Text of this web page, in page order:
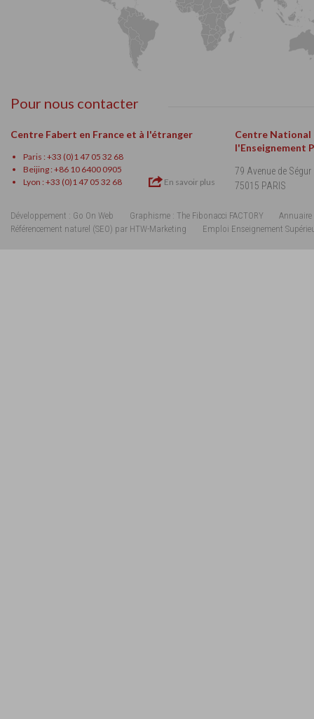
Pour nous contacter
Centre Fabert en France et à l'étranger
Paris : +33 (0)1 47 05 32 68
Beijing : +86 10 6400 0905
Lyon : +33 (0)1 47 05 32 68
En savoir plus
Centre National
l'Enseignement
79 Avenue de Ségur
75015 PARIS
Développement : Go On Web Graphisme : The Fibonacci FACTORY
Annuaire
Référencement naturel (SEO) par HTW-Marketing
Emploi Enseignement